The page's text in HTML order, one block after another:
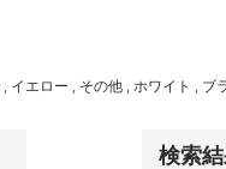
, イエロー , その他 , ホワイト , ブ
検索結